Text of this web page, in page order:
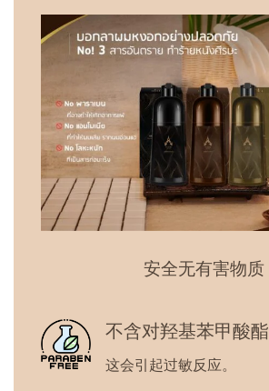
安全无有害物质
不含对羟基苯甲酸酯
这会引起过敏反应。